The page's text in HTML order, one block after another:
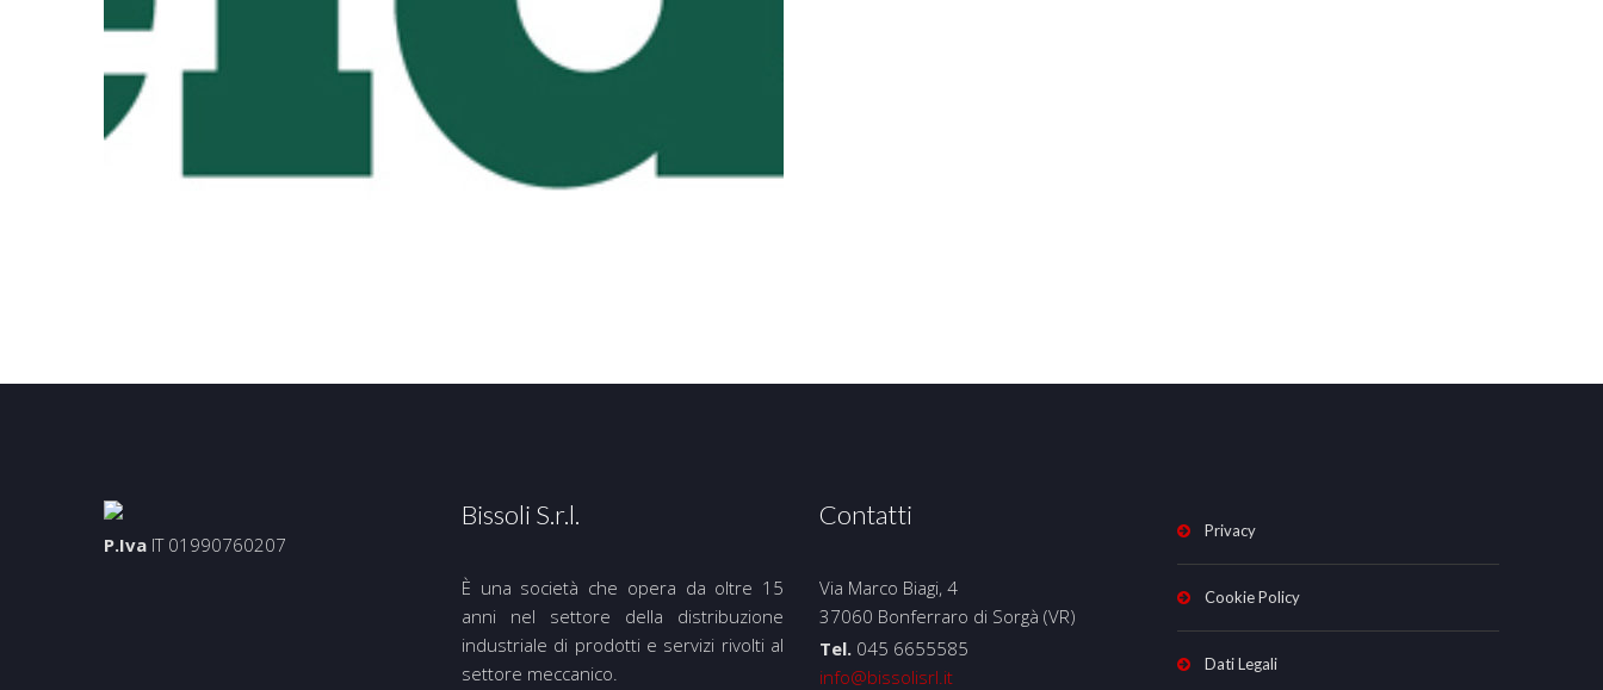
P.Iva IT 01990760207
Bissoli S.r.l.
È una società che opera da oltre 15
anni nel settore della distribuzione
industriale di prodotti e servizi rivolti al
settore meccanico.
Contatti
Via Marco Biagi, 4
37060 Bonferraro di Sorgà (VR)
Tel. 045 6655585
info@bissolisrl.it
Privacy
Cookie Policy
Dati Legali